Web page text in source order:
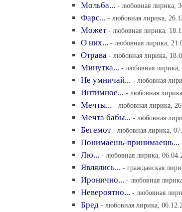
Мольба... - любовная лирика,
Фарс... - любовная лирика,
Может - любовная лирика,
О них... - любовная лирика,
Отрава - любовная лирика,
Минутка... - любовная лирика,
Не умничай... - любовная
Интимное... - любовная
Мечты... - любовная лирика,
Мечта бабы... - любовная
Бегемот - любовная лирика,
Понимаешь-принимаешь...
Лю... - любовная лирика,
Являлись... - гражданская
Иронично... - любовная
Невероятно... - любовная
Бред - любовная лирика,